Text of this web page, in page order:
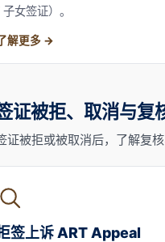
子女签证）。
解更多
证被拒、取消与复
证被拒或被取消后，了解复
签上诉 ART Appeal